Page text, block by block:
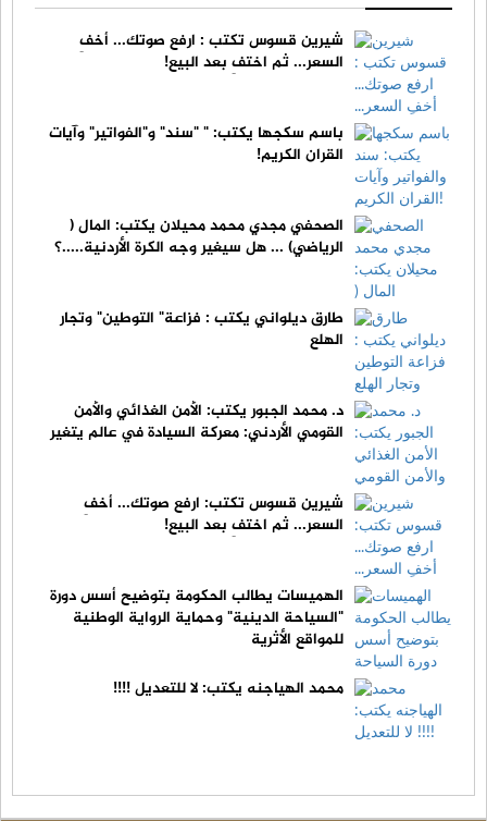
شيرين قسوس تكتب : ارفع صوتك... أخفِ
السعر... ثم اختفِ بعد البيع!
باسم سكجها يكتب: " "سند" و"الفواتير" وآيات
القران الكريم!
الصحفي مجدي محمد محيلان يكتب: المال (
الرياضي) ... هل سيغير وجه الكرة الأردنية.....؟
طارق ديلواني يكتب : فزاعة" التوطين" وتجار
الهلع
د. محمد الجبور يكتب: الأمن الغذائي والأمن
القومي الأردني: معركة السيادة في عالم يتغير
شيرين قسوس تكتب: ارفع صوتك... أخفِ
السعر... ثم اختفِ بعد البيع!
الهميسات يطالب الحكومة بتوضيح أسس دورة
"السياحة الدينية" وحماية الرواية الوطنية
للمواقع الأثرية
محمد الهياجنه يكتب: لا للتعديل !!!!